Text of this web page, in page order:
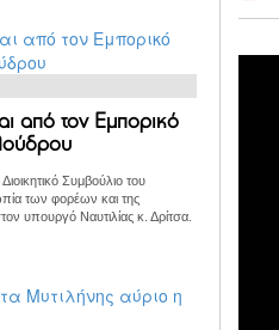
από τον Εμπορικό
Συμβούλιο του
των φορέων και της
υπουργό Ναυτιλίας κ. Δρίτσα.